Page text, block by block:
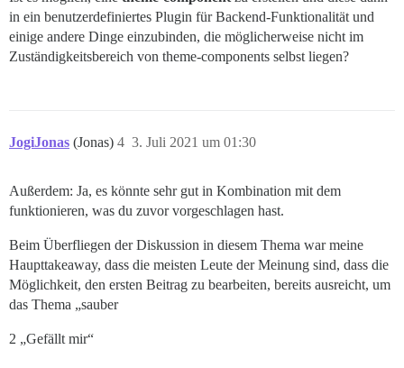
in ein benutzerdefiniertes Plugin für Backend-Funktionalität und
einige andere Dinge einzubinden, die möglicherweise nicht im
Zuständigkeitsbereich von theme-components selbst liegen?
JogiJonas (Jonas) 3. Juli 2021 um 01:30
4
Außerdem: Ja, es könnte sehr gut in Kombination mit dem
funktionieren, was du zuvor vorgeschlagen hast.
Beim Überfliegen der Diskussion in diesem Thema war meine
Haupttakeaway, dass die meisten Leute der Meinung sind, dass die
Möglichkeit, den ersten Beitrag zu bearbeiten, bereits ausreicht, um
das Thema „sauber
2 „Gefällt mir“